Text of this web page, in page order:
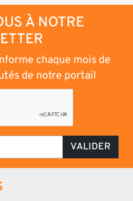
À NOTRE
chaque mois de
de notre portail
VALIDER